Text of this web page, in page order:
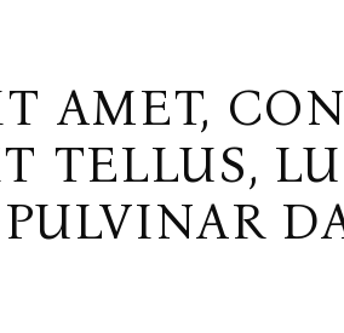
AMET,
TELLUS,